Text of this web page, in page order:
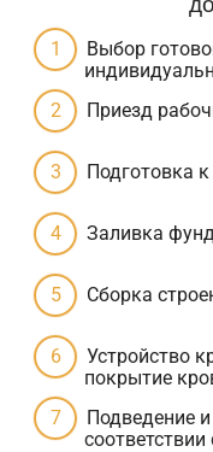
Выбор
Приезд
Подготовка
Заливка
Сборка
Устройство
покрытие
Подведение